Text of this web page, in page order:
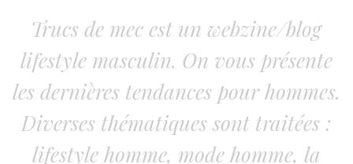
Trucs de mec est un webzine/blog
lifestyle masculin. On vous présente
les dernières tendances pour hommes.
Diverses thématiques sont traitées :
lifestyle homme, mode homme, la